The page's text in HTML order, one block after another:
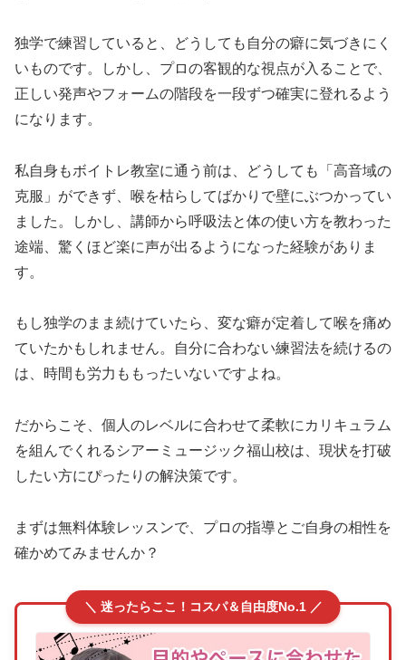
独学で練習していると、どうしても自分の癖に気づきにく
いものです。しかし、プロの客観的な視点が入ることで、
正しい発声やフォームの階段を一段ずつ確実に登れるよう
になります。
私自身もボイトレ教室に通う前は、どうしても「高音域の
克服」ができず、喉を枯らしてばかりで壁にぶつかってい
ました。しかし、講師から呼吸法と体の使い方を教わった
途端、驚くほど楽に声が出るようになった経験がありま
す。
もし独学のまま続けていたら、変な癖が定着して喉を痛め
ていたかもしれません。自分に合わない練習法を続けるの
は、時間も労力ももったいないですよね。
だからこそ、個人のレベルに合わせて柔軟にカリキュラム
を組んでくれるシアーミュージック福山校は、現状を打破
したい方にぴったりの解決策です。
まずは無料体験レッスンで、プロの指導とご自身の相性を
確かめてみませんか？
＼ 迷ったらここ！コスパ＆自由度No.1 ／